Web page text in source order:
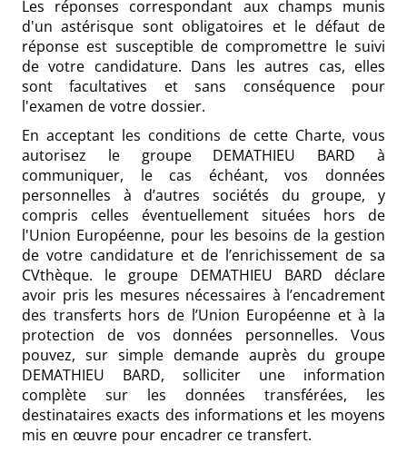
Les réponses correspondant aux champs munis
d'un astérisque sont obligatoires et le défaut de
réponse est susceptible de compromettre le suivi
de votre candidature. Dans les autres cas, elles
sont facultatives et sans conséquence pour
l'examen de votre dossier.
En acceptant les conditions de cette Charte, vous
autorisez le groupe DEMATHIEU BARD à
communiquer, le cas échéant, vos données
personnelles à d’autres sociétés du groupe, y
compris celles éventuellement situées hors de
l'Union Européenne, pour les besoins de la gestion
de votre candidature et de l’enrichissement de sa
CVthèque. le groupe DEMATHIEU BARD déclare
avoir pris les mesures nécessaires à l’encadrement
des transferts hors de l’Union Européenne et à la
protection de vos données personnelles. Vous
pouvez, sur simple demande auprès du groupe
DEMATHIEU BARD, solliciter une information
complète sur les données transférées, les
destinataires exacts des informations et les moyens
mis en œuvre pour encadrer ce transfert.